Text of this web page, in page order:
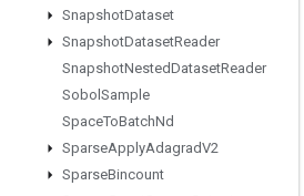
SnapshotDataset
SnapshotDatasetReader
SnapshotNestedDatasetReader
Sobol Sample
SpaceToBatchNd
SparseApplyAdagradV2
SparseBincount